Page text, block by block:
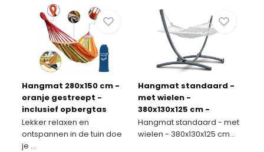
Hangmat 280x150 cm -
oranje gestreept -
inclusief opbergtas
Lekker relaxen en
ontspannen in de tuin doe
je ...
Hangmat standaard -
met wielen -
380x130x125 cm -
antraciet
Hangmat standaard - met
wielen - 380x130x125 cm...